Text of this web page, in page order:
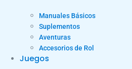
Manuales Básicos
Suplementos
Aventuras
Accesorios de Rol
Juegos